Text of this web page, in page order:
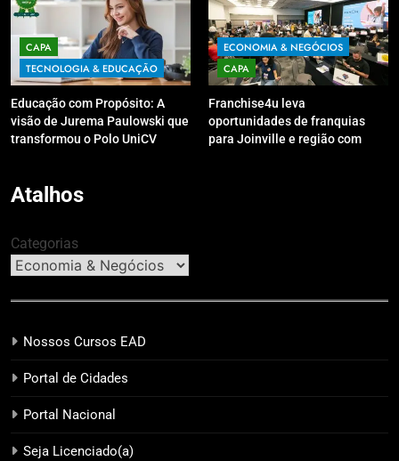
CAPA
TECNOLOGIA & EDUCAÇÃO
Educação com Propósito: A
visão de Jurema Paulowski que
transformou o Polo UniCV
ECONOMIA & NEGÓCIOS
CAPA
Franchise4u leva
oportunidades de franquias
para Joinville e região com
Atalhos
Categorias
Nossos Cursos EAD
Portal de Cidades
Portal Nacional
Seja Licenciado(a)